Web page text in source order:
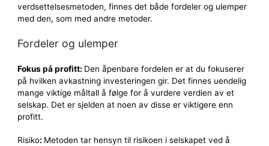
verdsettelsesmetoden, finnes det både fordeler og ulemper
med den, som med andre metoder.
Fordeler og ulemper
Fokus på profitt: Den åpenbare fordelen er at du fokuserer
på hvilken avkastning investeringen gir. Det finnes uendelig
mange viktige måltall å følge for å vurdere verdien av et
selskap. Det er sjelden at noen av disse er viktigere enn
profitt.
Risiko: Metoden tar hensyn til risikoen i selskapet ved å